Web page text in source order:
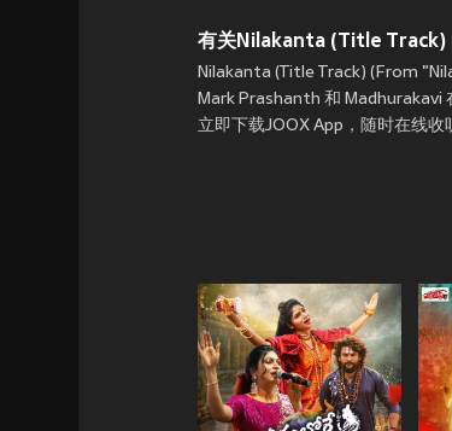
有关Nilakanta (Title
Nilakanta (Title Track) (From
Mark Prashanth 和 Madhurakavi
立即下载JOOX App，随时在线